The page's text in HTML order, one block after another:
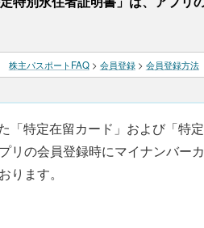
株主パスポートFAQ> 会員登録> 会員登録方法
特定在留カード」および「特
リの会員登録時にマイナンバー
ります。